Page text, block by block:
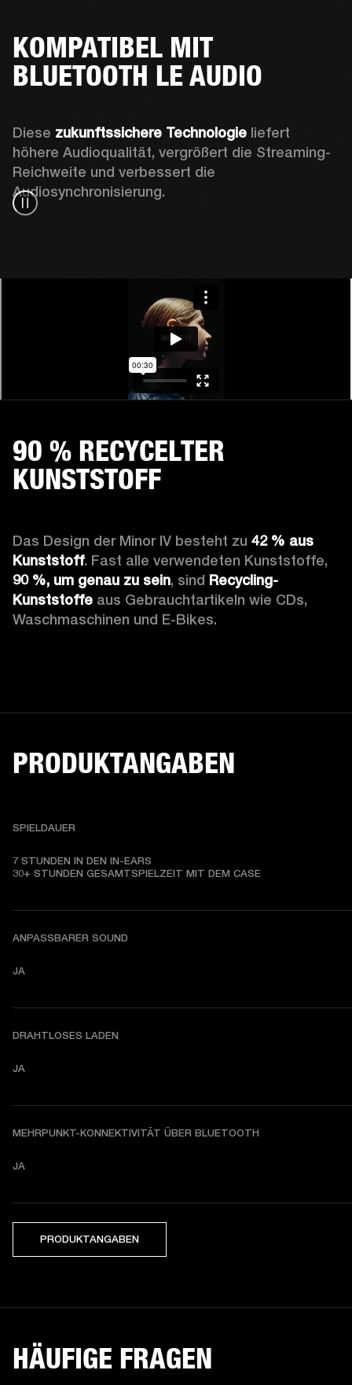
KOMPATIBEL MIT
BLUETOOTH LE AUDIO
Diese zukunftssichere Technologie liefert
höhere Audioqualität, vergrößert die Streaming-
Reichweite und verbessert die
Audiosynchronisierung.
90 % RECYCELTER
KUNSTSTOFF
Das Design der Minor IV besteht zu 42 % aus
Kunststoff
90 %, um genau zu sein, sind Recycling-
Kunststoffe aus Gebrauchtartikeln wie CDs,
Waschmaschinen und E-Bikes.
PRODUKTANGABEN
SPIELDAUER
7 STUNDEN IN DEN IN-EARS
30+ STUNDEN GESAMTSPIELZEIT MIT DEM CASE
ANPASSBARER SOUND
JA
DRAHTLOSES LADEN
JA
MEHRPUNKT-KONNEKTIVITÄT ÜBER BLUETOOTH
JA
PRODUKTANGABEN
HÄUFIGE FRAGEN